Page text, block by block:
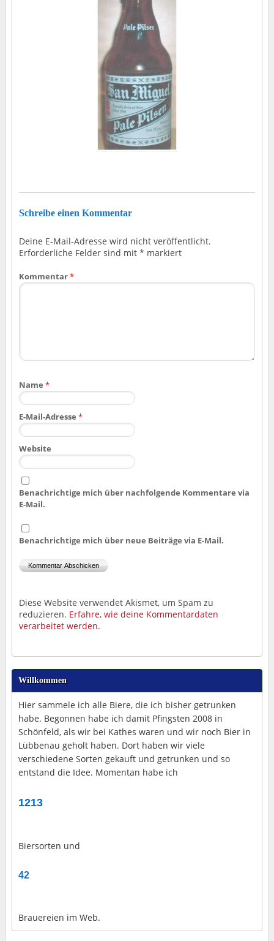
Schreibe einen Kommentar
Deine E-Mail-Adresse wird nicht veröffentlicht.
Erforderliche Felder sind mit * markiert
Kommentar*
Name *
E-Mail-Adresse *
Website
Benachrichtige mich über nachfolgende Kommentare via
E-Mail.
Benachrichtige mich über neue Beiträge via E-Mail.
Diese Website verwendet Akismet, um Spam zu
reduzieren. Erfahre, wie deine Kommentardaten
verarbeitet werden.
Willkommen
Hier sammele ich alle Biere, die ich bisher getrunken
habe. Begonnen habe ich damit Pfingsten 2008 in
Schönfeld, als wir bei Kathes waren und wir noch Bier in
Lübbenau geholt haben. Dort haben wir viele
verschiedene Sorten gekauft und getrunken und so
entstand die Idee. Momentan habe ich
1213
Biersorten und
42
Brauereien im Web.